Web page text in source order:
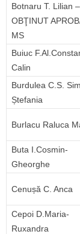
Botnaru T. Lilian
OBŢINUT
MS
Buiuc
Calin
Burdulea C.S.
Ștefania
Burlacu Raluca
Buta I.Cosmin-
Gheorghe
Cenușă C. Anca
Cepoi D.Maria-
Ruxandra